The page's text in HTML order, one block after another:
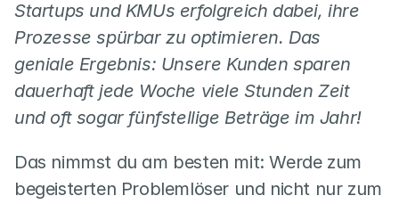
Startups und KMUs erfolgreich dabei, ihre
Prozesse spürbar zu optimieren. Das
geniale Ergebnis: Unsere Kunden sparen
dauerhaft jede Woche viele Stunden Zeit
und oft sogar fünfstellige Beträge im Jahr!
Das nimmst du am besten mit: Werde zum
begeisterten Problemlöser und nicht nur zum